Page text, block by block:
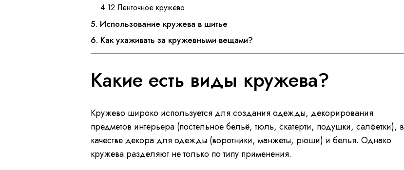
4.12 Ленточное кружево
5. Использование кружева в шитье
6. Как ухаживать за кружевными вещами?
Какие есть виды кружева?
Кружево широко используется для создания одежды, декорирования
предметов интерьера (постельное бельё, тюль, скатерти, подушки, салфетки), в
качестве декора для одежды (воротники, манжеты, рюши) и белья. Однако
кружева разделяют не только по типу применения.